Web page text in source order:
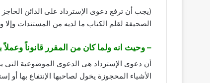
(يجب أن ترفع دعوى الإسترداد على الدائن
الصحيفة لقلم الكتاب ما لديه من المستندات
– وحيث انه ولما كان من المقرر قانوناً
أن دعوى الإسترداد هى الدعوى الموضوعية التى
الأشياء المحجوزة يخول لصاحبها الإنتفاع بها أو